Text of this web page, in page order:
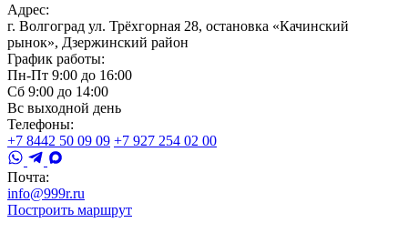
Адрес:
г. Волгоград ул. Трёхгорная 28, остановка «Качинский
рынок», Дзержинский район
График работы:
Пн-Пт 9:00 до 16:00
Сб 9:00 до 14:00
Вс выходной день
Телефоны:
+7 8442 50 09 09 +7 927 254 02 00
Почта:
info@999r.ru
Построить маршрут